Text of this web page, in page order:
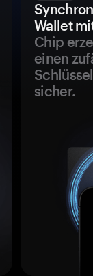
Wallet
Chip
einen
sicher.